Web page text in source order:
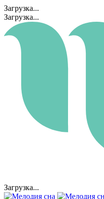
Загрузка...
Загрузка...
Загрузка...